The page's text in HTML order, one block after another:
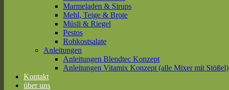
Marmeladen & Sirups
Mehl, Teige & Brote
Müsli & Riegel
Pestos
Rohkostsalate
Anleitungen
Anleitungen Blendtec Konzept
Anleitungen Vitamix Konzept (alle Mixer mit Stößel)
Kontakt
über uns